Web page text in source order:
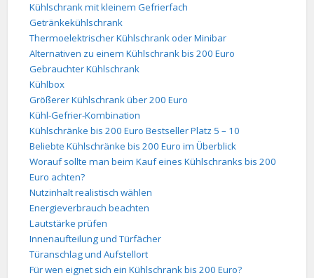
Kühlschrank mit kleinem Gefrierfach
Getränkekühlschrank
Thermoelektrischer Kühlschrank oder Minibar
Alternativen zu einem Kühlschrank bis 200 Euro
Gebrauchter Kühlschrank
Kühlbox
Größerer Kühlschrank über 200 Euro
Kühl-Gefrier-Kombination
Kühlschränke bis 200 Euro Bestseller Platz 5 – 10
Beliebte Kühlschränke bis 200 Euro im Überblick
Worauf sollte man beim Kauf eines Kühlschranks bis 200
Euro achten?
Nutzinhalt realistisch wählen
Energieverbrauch beachten
Lautstärke prüfen
Innenaufteilung und Türfächer
Türanschlag und Aufstellort
Für wen eignet sich ein Kühlschrank bis 200 Euro?